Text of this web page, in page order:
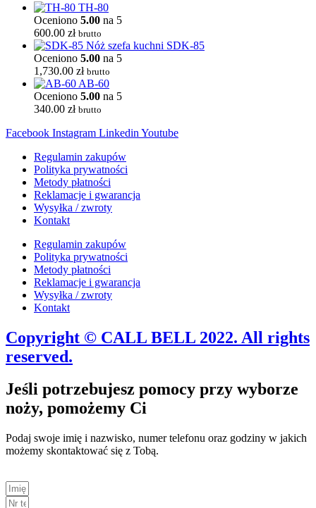
TH-80
Oceniono 5.00 na 5
600.00 zł brutto
SDK-85
Oceniono 5.00 na 5
1,730.00 zł brutto
AB-60
Oceniono 5.00 na 5
340.00 zł brutto
Facebook Instagram Linkedin Youtube
Regulamin zakupów
Polityka prywatności
Metody płatności
Reklamacje i gwarancja
Wysyłka / zwroty
Kontakt
Regulamin zakupów
Polityka prywatności
Metody płatności
Reklamacje i gwarancja
Wysyłka / zwroty
Kontakt
Copyright © CALL BELL 2022. All rights
reserved.
Jeśli potrzebujesz pomocy przy wyborze
noży, pomożemy Ci
Podaj swoje imię i nazwisko, numer telefonu oraz godziny w jakich
możemy skontaktować się z Tobą.